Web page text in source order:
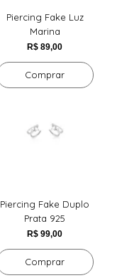
Piercing Fake Luz
Marina
Preço
R$ 89,00
Comprar
Piercing Fake Duplo
Prata 925
Preço
R$ 99,00
Comprar